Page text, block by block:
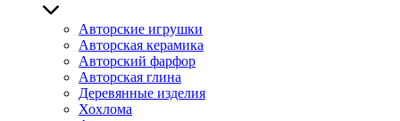
Авторские игрушки
Авторская керамика
Авторский фарфор
Авторская глина
Деревянные изделия
Хохлома